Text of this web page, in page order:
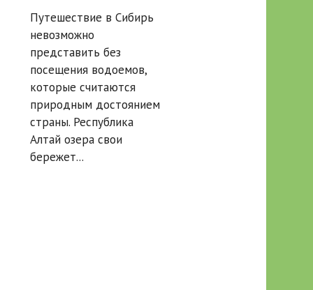
Путешествие в Сибирь
невозможно
представить без
посещения водоемов,
которые считаются
природным достоянием
страны. Республика
Алтай озера свои
бережет...